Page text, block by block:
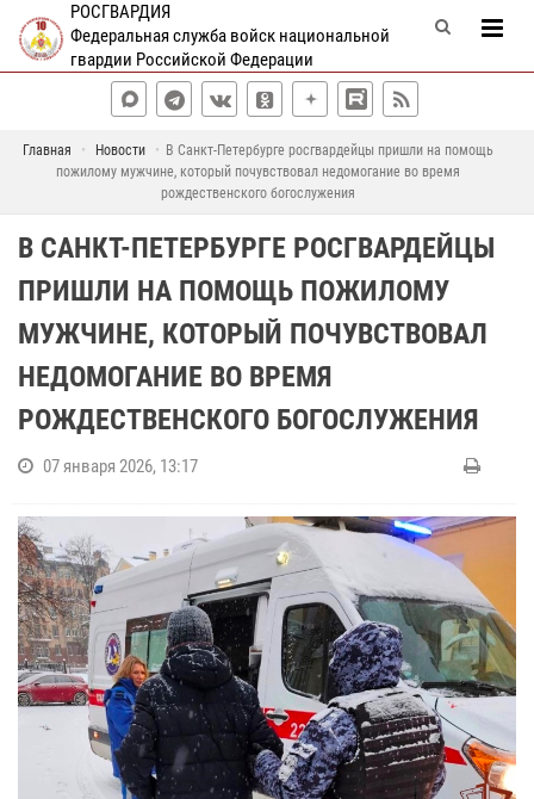
РОСГВАРДИЯ
Федеральная служба войск национальной
гвардии Российской Федерации
Главная Новости
В Санкт-Петербурге росгвардейцы пришли на помощь
пожилому мужчине, который почувствовал недомогание во время
рождественского богослужения
В САНКТ-ПЕТЕРБУРГЕ РОСГВАРДЕЙЦЫ
ПРИШЛИ НА ПОМОЩЬ ПОЖИЛОМУ
МУЖЧИНЕ, КОТОРЫЙ ПОЧУВСТВОВАЛ
НЕДОМОГАНИЕ ВО ВРЕМЯ
РОЖДЕСТВЕНСКОГО БОГОСЛУЖЕНИЯ
07 января 2026, 13:17